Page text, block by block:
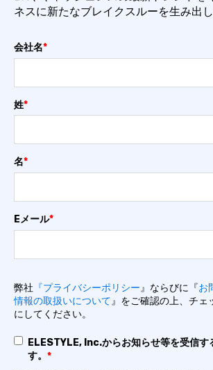
ネスに新たなブレイクスルーを生み出
会社名*
姓*
名*
Eメール*
弊社 『プライバシーポリシー』ならびに『お
情報の取扱いについて』をご確認の上、チェ
にしてください。
ELESTYLE, Inc.からお知らせ等を受信す
す。 *